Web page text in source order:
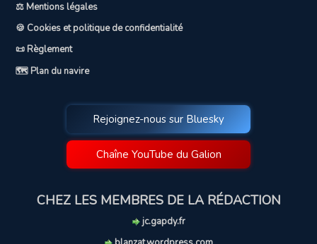
⚖️ Mentions légales
🍪 Cookies et politique de confidentialité
📜 Règlement
🗺️ Plan du navire
Rejoignez-nous sur Bluesky
Chaîne YouTube du Galion
CHEZ LES MEMBRES DE LA RÉDACTION
jc.gapdy.fr